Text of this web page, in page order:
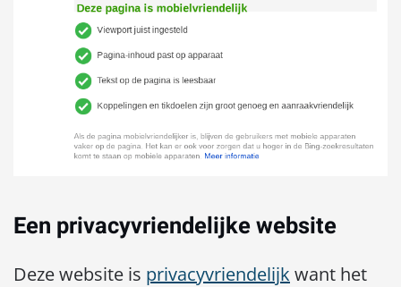
Een privacyvriendelijke website
Deze website is privacyvriendelijk want het